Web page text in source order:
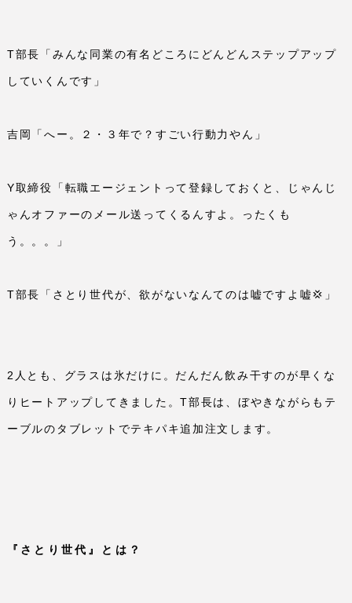
T部長「みんな同業の有名どころにどんどんステップアップ
していくんです」
吉岡「へー。２・３年で？すごい行動力やん」
Y取締役「転職エージェントって登録しておくと、じゃんじ
ゃんオファーのメール送ってくるんすよ。ったくも
う。。。」
T部長「さとり世代が、欲がないなんてのは嘘ですよ嘘💢 」
2 人とも、グラスは氷だけに。だんだん飲み干すのが早くな
りヒートアップしてきました。T部長は、ぼやきながらもテ
ーブルのタブレットでテキパキ追加注文します。
『さとり世代』とは？